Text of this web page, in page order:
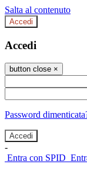
Salta al contenuto
Accedi
Accedi
button close ×
Password
-
Entra con SPID